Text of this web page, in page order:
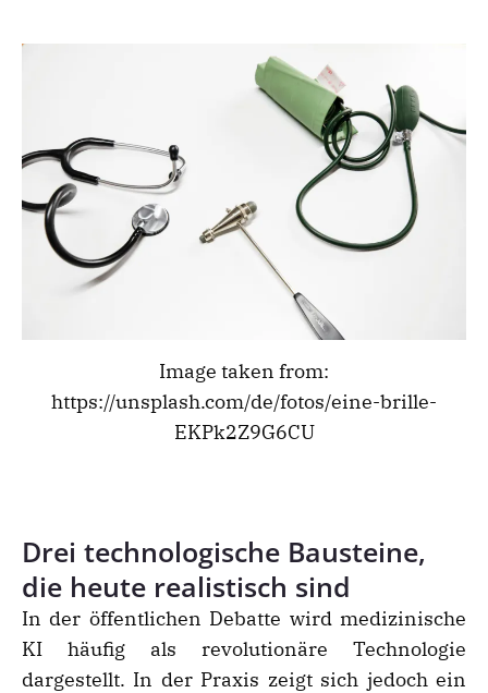
Image taken from:
https://unsplash.com/de/fotos/eine-brille-
EKPk2Z9G6CU
Drei technologische Bausteine,
die heute realistisch sind
In der öffentlichen Debatte wird medizinische
KI häufig als revolutionäre Technologie
dargestellt. In der Praxis zeigt sich jedoch ein